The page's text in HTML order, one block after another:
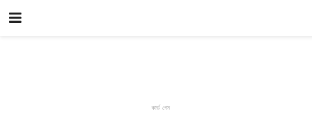
কার্ড গেম